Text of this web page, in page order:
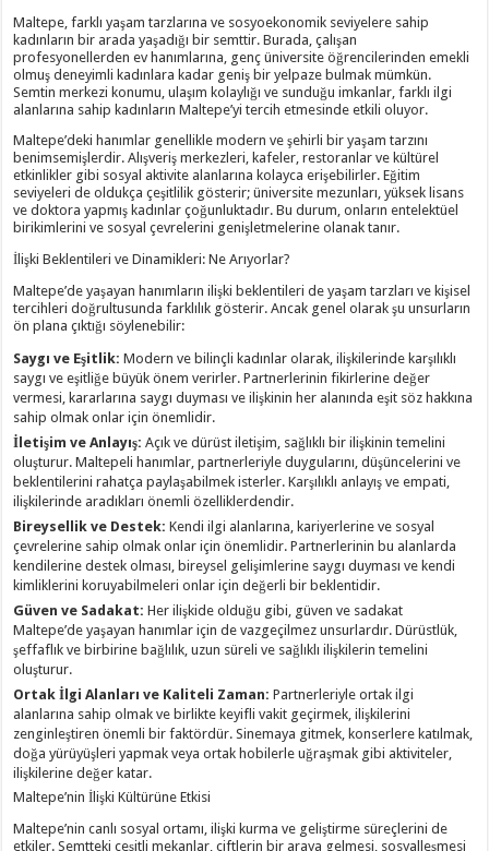
Maltepe, farklı yaşam tarzlarına ve sosyoekonomik seviyelere sahip
kadınların bir arada yaşadığı bir semttir. Burada, çalışan
profesyonellerden ev hanımlarına, genç üniversite öğrencilerinden emekli
olmuş deneyimli kadınlara kadar geniş bir yelpaze bulmak mümkün.
Semtin merkezi konumu, ulaşım kolaylığı ve sunduğu imkanlar, farklı ilgi
alanlarına sahip kadınların Maltepe’yi tercih etmesinde etkili oluyor.
Maltepe’deki hanımlar genellikle modern ve şehirli bir yaşam tarzını
benimsemişlerdir. Alışveriş merkezleri, kafeler, restoranlar ve kültürel
etkinlikler gibi sosyal aktivite alanlarına kolayca erişebilirler. Eğitim
seviyeleri de oldukça çeşitlilik gösterir; üniversite mezunları, yüksek lisans
ve doktora yapmış kadınlar çoğunluktadır. Bu durum, onların entelektüel
birikimlerini ve sosyal çevrelerini genişletmelerine olanak tanır.
İlişki Beklentileri ve Dinamikleri: Ne Arıyorlar?
Maltepe’de yaşayan hanımların ilişki beklentileri de yaşam tarzları ve kişisel
tercihleri doğrultusunda farklılık gösterir. Ancak genel olarak şu unsurların
ön plana çıktığı söylenebilir:
Saygı ve Eşitlik: Modern ve bilinçli kadınlar olarak, ilişkilerinde karşılıklı
saygı ve eşitliğe büyük önem verirler. Partnerlerinin fikirlerine değer
vermesi, kararlarına saygı duyması ve ilişkinin her alanında eşit söz hakkına
sahip olmak onlar için önemlidir.
İletişim ve Anlayış: Açık ve dürüst iletişim, sağlıklı bir ilişkinin temelini
oluşturur. Maltepeli hanımlar, partnerleriyle duygularını, düşüncelerini ve
beklentilerini rahatça paylaşabilmek isterler. Karşılıklı anlayış ve empati,
ilişkilerinde aradıkları önemli özelliklerdendir.
Bireysellik ve Destek: Kendi ilgi alanlarına, kariyerlerine ve sosyal
çevrelerine sahip olmak onlar için önemlidir. Partnerlerinin bu alanlarda
kendilerine destek olması, bireysel gelişimlerine saygı duyması ve kendi
kimliklerini koruyabilmeleri onlar için değerli bir beklentidir.
Güven ve Sadakat: Her ilişkide olduğu gibi, güven ve sadakat
Maltepe’de yaşayan hanımlar için de vazgeçilmez unsurlardır. Dürüstlük,
şeffaflık ve birbirine bağlılık, uzun süreli ve sağlıklı ilişkilerin temelini
oluşturur.
Ortak İlgi Alanları ve Kaliteli Zaman: Partnerleriyle ortak ilgi
alanlarına sahip olmak ve birlikte keyifli vakit geçirmek, ilişkilerini
zenginleştiren önemli bir faktördür. Sinemaya gitmek, konserlere katılmak,
doğa yürüyüşleri yapmak veya ortak hobilerle uğraşmak gibi aktiviteler,
ilişkilerine değer katar.
Maltepe’nin İlişki Kültürüne Etkisi
Maltepe’nin canlı sosyal ortamı, ilişki kurma ve geliştirme süreçlerini de
etkiler. Semtteki çeşitli mekanlar, çiftlerin bir araya gelmesi, sosyalleşmesi